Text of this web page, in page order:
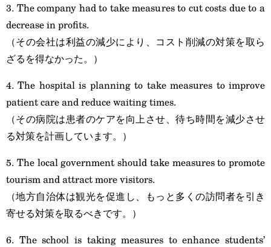
3. The company had to take measures to cut costs due to a
decrease in profits.
（その会社は利益の減少により、コスト削減の対策を取ら
ざるを得なかった。）
4. The hospital is planning to take measures to improve
patient care and reduce waiting times.
（その病院は患者のケアを向上させ、待ち時間を減少させ
る対策を計画しています。）
5. The local government should take measures to promote
tourism and attract more visitors.
（地方自治体は観光を促進し、もっと多くの訪問者を引き
寄せる対策を取るべきです。）
6. The school is taking measures to enhance students’